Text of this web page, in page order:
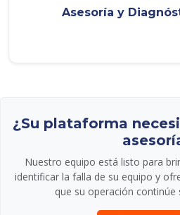
Asesoría y
¿Su plataforma
Nuestro equipo está listo para
identificar la falla de su equipo y
que su operación continúe